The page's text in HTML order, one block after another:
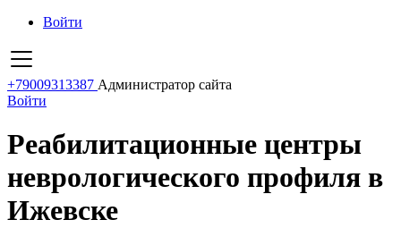
Войти
+79009313387 Администратор сайта
Войти
Реабилитационные центры
неврологического профиля в
Ижевске